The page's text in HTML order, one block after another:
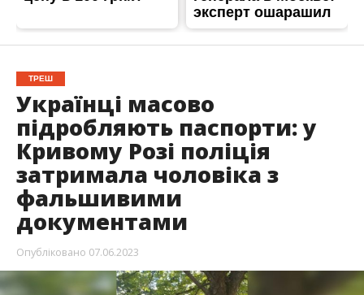
ТРЕШ
Українці масово
підробляють паспорти: у
Кривому Розі поліція
затримала чоловіка з
фальшивими
документами
Опубліковано 07.06.2023